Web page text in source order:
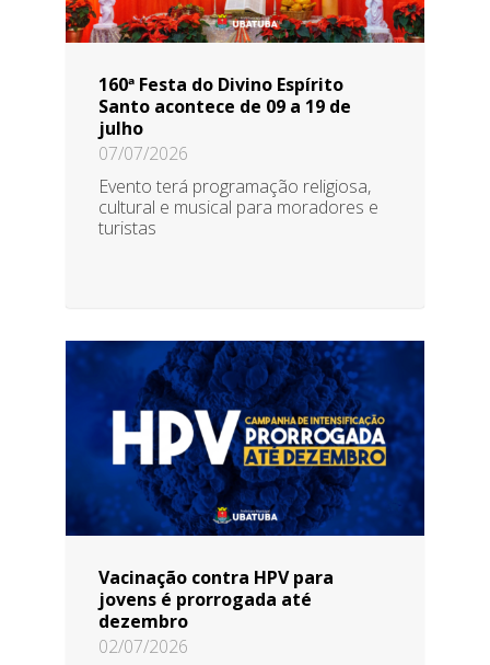
160ª Festa do Divino Espírito
Santo acontece de 09 a 19 de
julho
07/07/2026
Evento terá programação religiosa,
cultural e musical para moradores e
turistas
Vacinação contra HPV para
jovens é prorrogada até
dezembro
02/07/2026